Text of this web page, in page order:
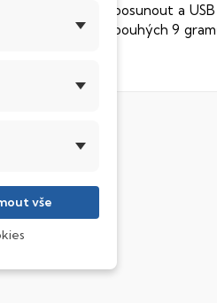
stačíposunout a
úchytu a váze pouhých 9
vše